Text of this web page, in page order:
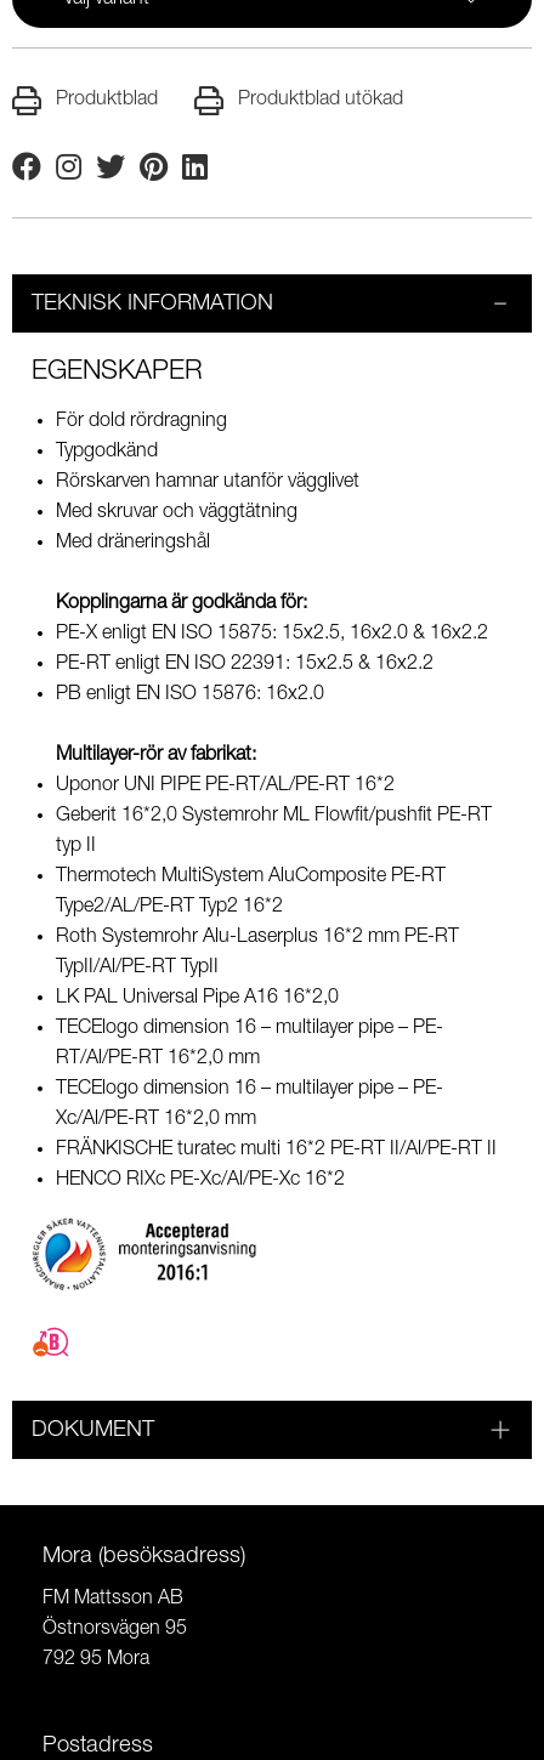
Produktblad Produktblad utökad
FacebookInstagram
TwitterPinterestLinkedin
TEKNISK INFORMATION
EGENSKAPER
För dold rördragning
Typgodkänd
Rörskarven hamnar utanför vägglivet
Med skruvar och väggtätning
Med dräneringshål
Kopplingarna är godkända för:
PE-X enligt EN ISO 15875: 15x2.5, 16x2.0 & 16x2.2
PE-RT enligt EN ISO 22391: 15x2.5 & 16x2.2
PB enligt EN ISO 15876: 16x2.0
Multilayer-rör av fabrikat:
Uponor UNI PIPE PE-RT/AL/PE-RT 16*2
Geberit 16*2,0 Systemrohr ML Flowfit/pushfit PE-RT
typ II
Thermotech MultiSystem AluComposite PE-RT
Type2/AL/PE-RT Typ2 16*2
Roth Systemrohr Alu-Laserplus 16*2 mm PE-RT
TypII/Al/PE-RT TypII
LK PAL Universal Pipe A16 16*2,0
TECElogo dimension 16 – multilayer pipe – PE-
RT/Al/PE-RT 16*2,0 mm
TECElogo dimension 16 – multilayer pipe – PE-
Xc/Al/PE-RT 16*2,0 mm
FRÄNKISCHE turatec multi 16*2 PE-RT II/Al/PE-RT II
HENCO RIXc PE-Xc/Al/PE-Xc 16*2
DOKUMENT
Mora (besöksadress)
FM Mattsson AB
Östnorsvägen 95
792 95 Mora
Postadress